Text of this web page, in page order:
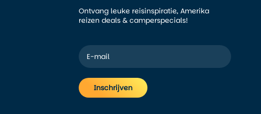
Ontvang leuke reisinspiratie, Amerika
reizen deals & camperspecials!
Inschrijven